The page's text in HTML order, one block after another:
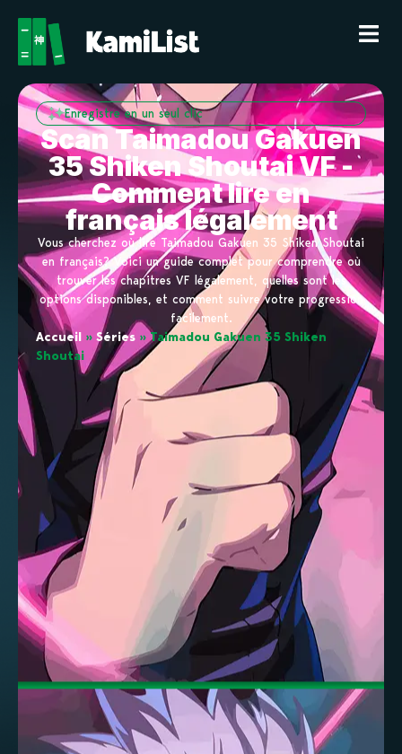
Enregistre en un seul clic
Scan Taimadou Gakuen
35 Shiken Shoutai VF -
Comment lire en
français légalement
Vous cherchez où lire Taimadou Gakuen 35 Shiken Shoutai
en français? Voici un guide complet pour comprendre où
trouver les chapitres VF légalement, quelles sont les
options disponibles, et comment suivre votre progression
facilement.
Accueil » Séries » Taimadou Gakuen 35 Shiken
Shoutai